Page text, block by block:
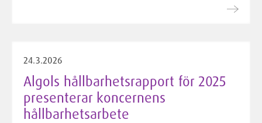
24.3.2026
Algols hållbarhetsrapport för 2025
presenterar koncernens
hållbarhetsarbete